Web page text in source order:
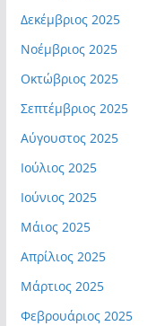
Δεκέμβριος 2025
Νοέμβριος 2025
Οκτώβριος 2025
Σεπτέμβριος 2025
Αύγουστος 2025
Ιούλιος 2025
Ιούνιος 2025
Μάιος 2025
Απρίλιος 2025
Μάρτιος 2025
Φεβρουάριος 2025